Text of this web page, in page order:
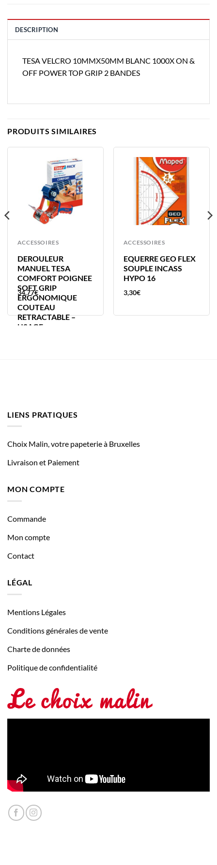
DESCRIPTION
TESA VELCRO 10MMX50MM BLANC 1000X ON &
OFF POWER TOP GRIP 2 BANDES
PRODUITS SIMILAIRES
ACCESSOIRES
DEROULEUR
MANUEL TESA
COMFORT POIGNEE
SOFT GRIP
ERGONOMIQUE
COUTEAU
RETRACTABLE –
USAGE
34,77€
ACCESSOIRES
EQUERRE GEO FLEX
SOUPLE INCASS
HYPO 16
3,30€
LIENS PRATIQUES
Choix Malin, votre papeterie à Bruxelles
Livraison et Paiement
MON COMPTE
Commande
Mon compte
Contact
LÉGAL
Mentions Légales
Conditions générales de vente
Charte de données
Politique de confidentialité